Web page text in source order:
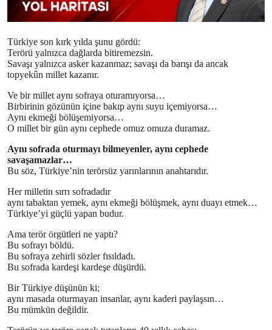
Türkiye son kırk yılda şunu gördü:
Terörü yalnızca dağlarda bitiremezsin.
Savaşı yalnızca asker kazanmaz; savaşı da barışı da ancak
topyekûn millet kazanır.
Ve bir millet aynı sofraya oturamıyorsa…
Birbirinin gözünün içine bakıp aynı suyu içemiyorsa…
Aynı ekmeği bölüşemiyorsa…
O millet bir gün aynı cephede omuz omuza duramaz.
Aynı sofrada oturmayı bilmeyenler, aynı cephede
savaşamazlar…
Bu söz, Türkiye’nin terörsüz yarınlarının anahtarıdır.
Her milletin sırrı sofradadır
aynı tabaktan yemek, aynı ekmeği bölüşmek, aynı duayı etmek…
Türkiye’yi güçlü yapan budur.
Ama terör örgütleri ne yaptı?
Bu sofrayı böldü.
Bu sofraya zehirli sözler fısıldadı.
Bu sofrada kardeşi kardeşe düşürdü.
Bir Türkiye düşünün ki;
aynı masada oturmayan insanlar, aynı kaderi paylaşsın…
Bu mümkün değildir.